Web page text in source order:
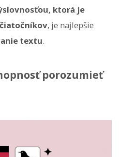
ktorá je
, je najlepšie
textu.
porozumieť